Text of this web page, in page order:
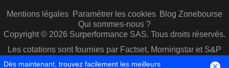
Mentions légales Paramétrer les cookies Blog Zonebourse
Qui sommes-nous ?
Copyright © 2026 Surperformance SAS. Tous droits réservés.
Les cotations sont fournies par Factset, Morningstar et S&P
Capital IQ
Dès maintenant, trouvez facilement les meilleurs